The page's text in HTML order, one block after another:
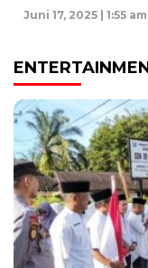
Juni 17, 2025 | 1:55